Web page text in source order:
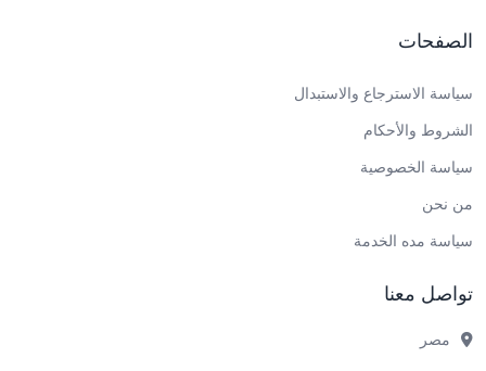
الصفحات
سياسة الاسترجاع والاستبدال
الشروط والأحكام
سياسة الخصوصية
من نحن
سياسة مده الخدمة
تواصل معنا
مصر